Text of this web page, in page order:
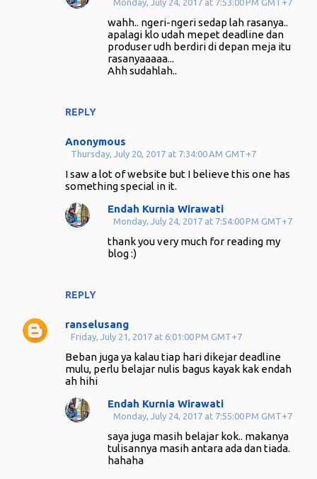
REPLY
Monday, July 24, 2017 at 7:53:00 PM GMT+7
wahh.. ngeri-ngeri sedap lah rasanya..
apalagi klo udah mepet deadline dan
produser udh berdiri di depan meja itu
rasanyaaaaa...
Ahh sudahlah..
Anonymous
Thursday, July 20, 2017 at 7:34:00 AM GMT+7
I saw a lot of website but I believe this one has
something special in it.
REPLY
Endah Kurnia Wirawati
Monday, July 24, 2017 at 7:54:00 PM GMT+7
thank you very much for reading my
blog :)
ranselusang
Friday, July 21, 2017 at 6:01:00 PM GMT+7
Beban juga ya kalau tiap hari dikejar deadline
mulu, perlu belajar nulis bagus kayak kak endah
ah hihi
Endah Kurnia Wirawati
Monday, July 24, 2017 at 7:55:00 PM GMT+7
saya juga masih belajar kok.. makanya
tulisannya masih antara ada dan tiada.
hahaha